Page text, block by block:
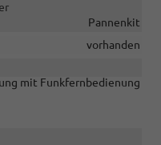
Pannenkit
vorhanden
mit Funkfernbedienung